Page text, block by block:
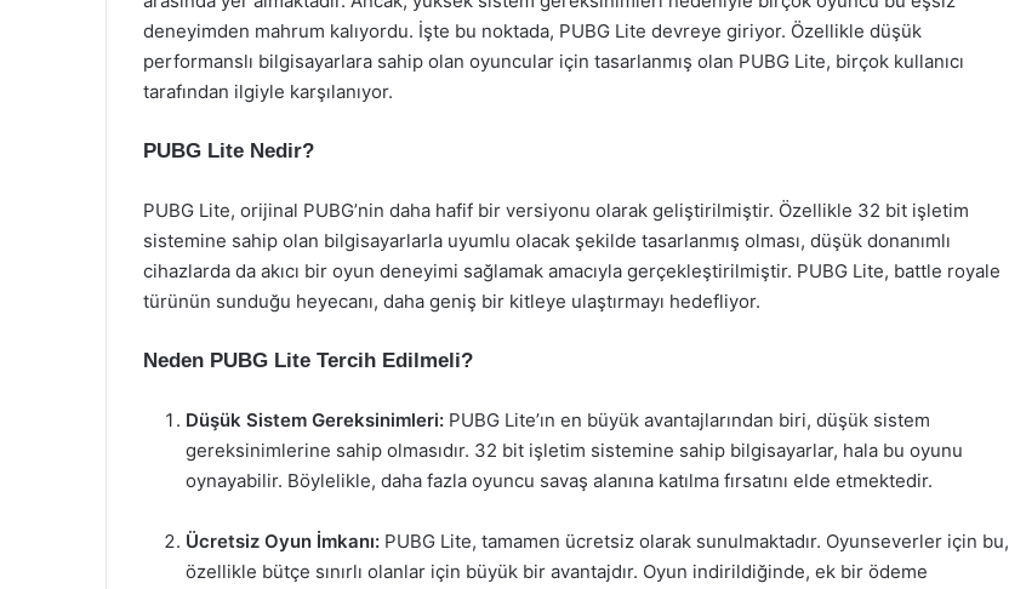
deneyimden mahrum kalıyordu. İşte bu noktada, PUBG Lite devreye giriyor. Özellikle düşük
performanslı bilgisayarlara sahip olan oyuncular için tasarlanmış olan PUBG Lite, birçok kullanıcı
tarafından ilgiyle karşılanıyor.
PUBG Lite Nedir?
PUBG Lite, orijinal PUBG’nin daha hafif bir versiyonu olarak geliştirilmiştir. Özellikle 32 bit işletim
sistemine sahip olan bilgisayarlarla uyumlu olacak şekilde tasarlanmış olması, düşük donanımlı
cihazlarda da akıcı bir oyun deneyimi sağlamak amacıyla gerçekleştirilmiştir. PUBG Lite, battle royale
türünün sunduğu heyecanı, daha geniş bir kitleye ulaştırmayı hedefliyor.
Neden PUBG Lite Tercih Edilmeli?
Düşük Sistem Gereksinimleri: PUBG Lite’ın en büyük avantajlarından biri, düşük sistem
gereksinimlerine sahip olmasıdır. 32 bit işletim sistemine sahip bilgisayarlar, hala bu oyunu
oynayabilir. Böylelikle, daha fazla oyuncu savaş alanına katılma fırsatını elde etmektedir.
Ücretsiz Oyun İmkanı: PUBG Lite, tamamen ücretsiz olarak sunulmaktadır. Oyunseverler için bu,
özellikle bütçe sınırlı olanlar için büyük bir avantajdır. Oyun indirildiğinde, ek bir ödeme